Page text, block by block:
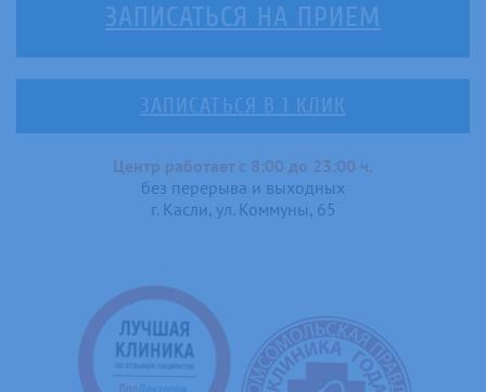
ЗАПИСАТЬСЯ НА ПРИЕМ
ЗАПИСАТЬСЯ В 1 КЛИК
Центр работает с 8:00 до 23:00 ч.
без перерыва и выходных
г. Касли, ул. Коммуны, 65